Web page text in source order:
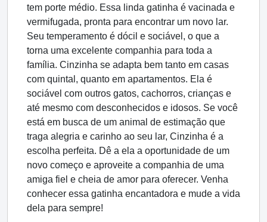
tem porte médio. Essa linda gatinha é vacinada e
vermifugada, pronta para encontrar um novo lar.
Seu temperamento é dócil e sociável, o que a
torna uma excelente companhia para toda a
família. Cinzinha se adapta bem tanto em casas
com quintal, quanto em apartamentos. Ela é
sociável com outros gatos, cachorros, crianças e
até mesmo com desconhecidos e idosos. Se você
está em busca de um animal de estimação que
traga alegria e carinho ao seu lar, Cinzinha é a
escolha perfeita. Dê a ela a oportunidade de um
novo começo e aproveite a companhia de uma
amiga fiel e cheia de amor para oferecer. Venha
conhecer essa gatinha encantadora e mude a vida
dela para sempre!